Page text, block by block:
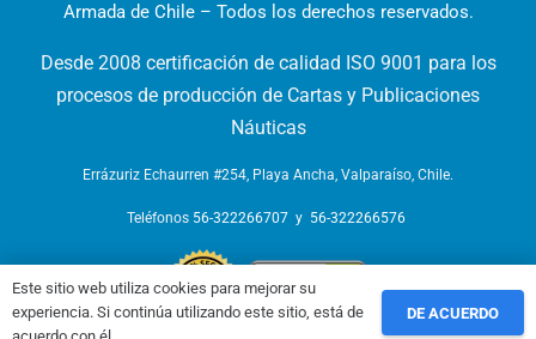
Armada de Chile – Todos los derechos reservados.
Desde 2008 certificación de calidad ISO 9001 para los
procesos de producción de Cartas y Publicaciones
Náuticas
Errázuriz Echaurren #254, Playa Ancha, Valparaíso, Chile.
Teléfonos 56-322266707 y 56-322266576
Este sitio web utiliza cookies para mejorar su
experiencia. Si continúa utilizando este sitio, está de
DE ACUERDO